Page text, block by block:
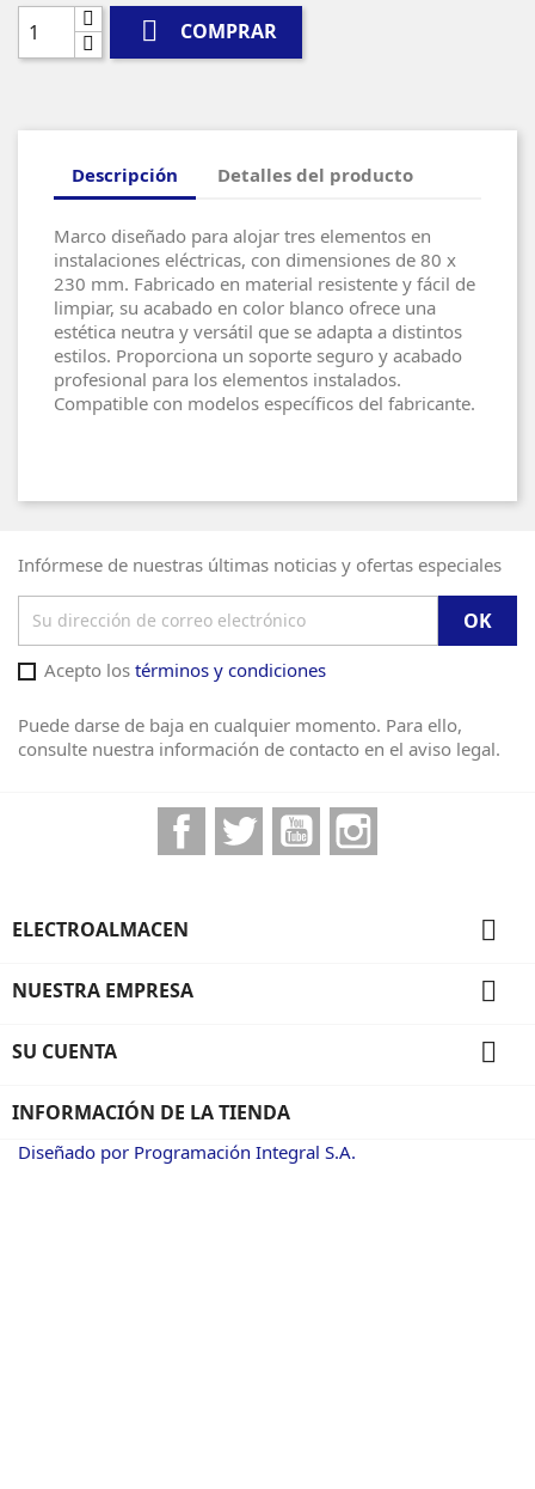
 COMPRAR
Descripción Detalles del producto
Marco diseñado para alojar tres elementos en
instalaciones eléctricas, con dimensiones de 80 x
230 mm. Fabricado en material resistente y fácil de
limpiar, su acabado en color blanco ofrece una
estética neutra y versátil que se adapta a distintos
estilos. Proporciona un soporte seguro y acabado
profesional para los elementos instalados.
Compatible con modelos específicos del fabricante.
Infórmese de nuestras últimas noticias y ofertas especiales
Acepto los términos y condiciones
Puede darse de baja en cualquier momento. Para ello,
consulte nuestra información de contacto en el aviso legal.
FacebookTwitter YouTube
ELECTROALMACEN 
NUESTRA EMPRESA 
SU CUENTA 
INFORMACIÓN DE LA TIENDA
Diseñado por Programación Integral S.A.